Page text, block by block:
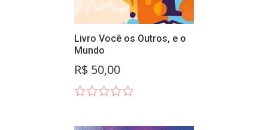
Livro Você os Outros, e o
Mundo
R$ 50,00